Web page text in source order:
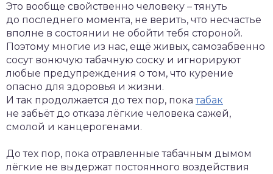
Это вообще свойственно человеку – тянуть
до последнего момента, не верить, что несчастье
вполне в состоянии не обойти тебя стороной.
Поэтому многие из нас, ещё живых, самозабвенно
сосут вонючую табачную соску и игнорируют
любые предупреждения о том, что курение
опасно для здоровья и жизни.
И так продолжается до тех пор, покатабак
не забьёт до отказа лёгкие человека сажей,
смолой и канцерогенами.
До тех пор, пока отравленные табачным дымом
лёгкие не выдержат постоянного воздействия